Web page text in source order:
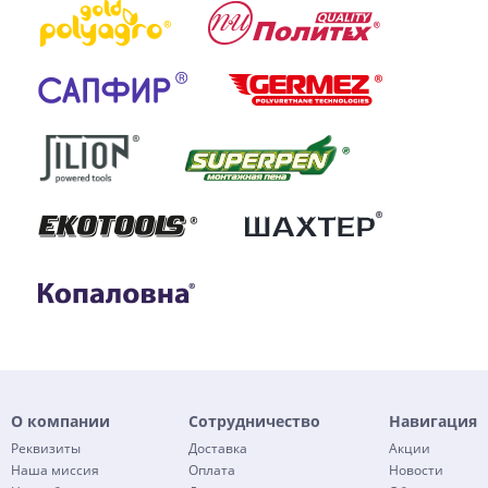
О компании
Реквизиты
Наша миссия
Сотрудничество
Доставка
Оплата
Навигация
Акции
Новости